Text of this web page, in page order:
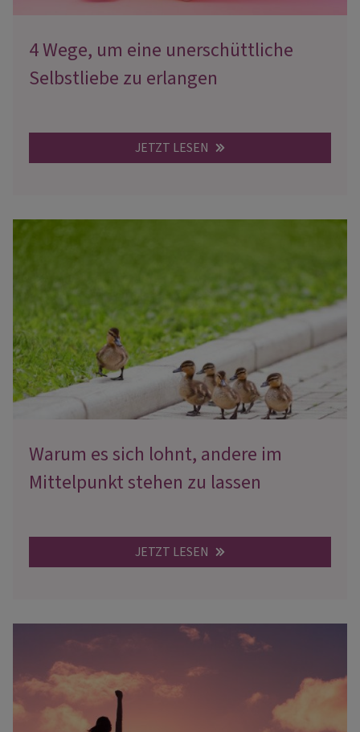
4 Wege, um eine unerschüttliche
Selbstliebe zu erlangen
JETZT LESEN
Warum es sich lohnt, andere im
Mittelpunkt stehen zu lassen
JETZT LESEN